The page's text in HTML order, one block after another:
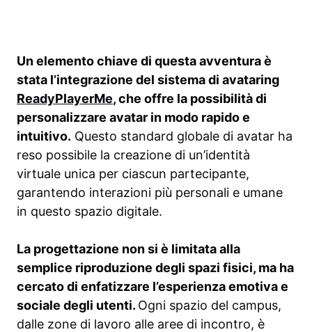
Un elemento chiave di questa avventura è
stata l’integrazione del sistema di avataring
ReadyPlayerMe, che offre la possibilità di
personalizzare avatar in modo rapido e
intuitivo. Questo standard globale di avatar ha
reso possibile la creazione di un’identità
virtuale unica per ciascun partecipante,
garantendo interazioni più personali e umane
in questo spazio digitale.
La progettazione non si è limitata alla
semplice riproduzione degli spazi fisici, ma ha
cercato di enfatizzare l’esperienza emotiva e
sociale degli utenti. Ogni spazio del campus,
dalle zone di lavoro alle aree di incontro, è